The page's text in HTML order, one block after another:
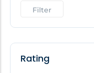
No Posts
Filter
Rating